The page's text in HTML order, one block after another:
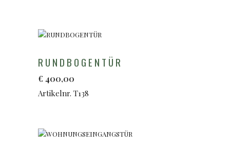
RUNDBOGENTÜR
€ 400,00
Artikelnr. T138